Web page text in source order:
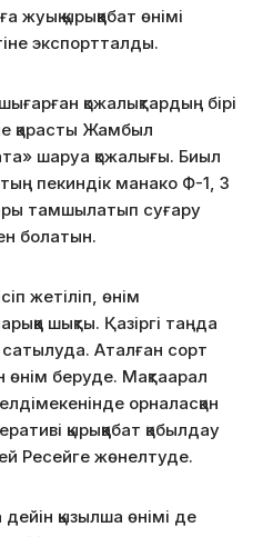
жуық қырыққабат өнімі
экспортталды.
қожалықтардың бірі
қарасты Жамбыл
шаруа қожалығы. Биыл
пекиндік манако Ф-1, 3
тамшылатып суғару
болатын.
жетіліп, өнім
шықты. Қазіргі таңда
Аталған сорт
беруде. Мақтаарал
орналасқан
қырыққабат қабылдау
Ресейге жөнелтуде.
қызылша өнімі де